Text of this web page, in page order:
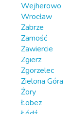
Wejherowo
Wrocław
Zabrze
Zamość
Zawiercie
Zgierz
Zgorzelec
Zielona Góra
Żory
Łobez